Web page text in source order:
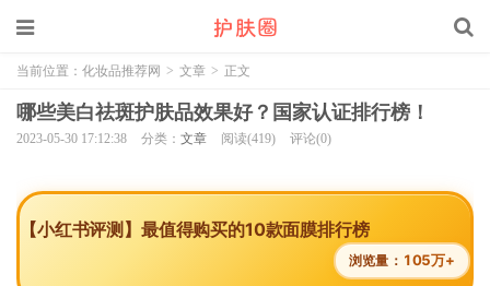
当前位置： 化妆品推荐网 > 文章 > 正文
哪些美白祛斑护肤品效果好？国家认证排行榜！
2023-05-30 17:12:38 分类： 文章 阅读(419) 评论(0)
【小红书评测】最值得购买的10款面膜排行榜
浏览量： 105万+